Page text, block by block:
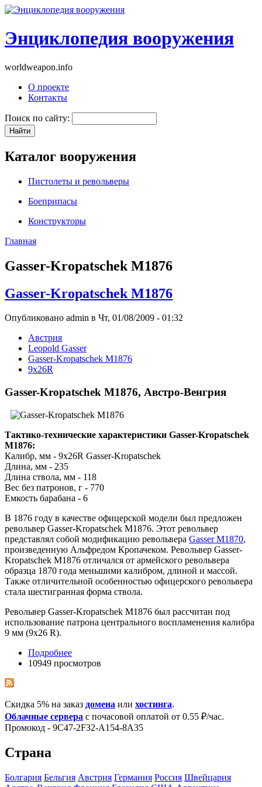
Энциклопедия вооружения
worldweapon.info
О проекте
Контакты
Поиск по сайту:
Каталог вооружения
Пистолеты и револьверы
Боеприпасы
Конструкторы
Главная
Gasser-Kropatschek M1876
Gasser-Kropatschek M1876
Опубликовано admin в Чт, 01/08/2009 - 01:32
Австрия
Leopold Gasser
Gasser-Kropatschek M1876
9x26R
Gasser-Kropatschek M1876, Австро-Венгрия
Тактико-технические характеристики Gasser-Kropatschek
M1876:
Калибр, мм - 9x26R Gasser-Kropatschek
Длина, мм - 235
Длина ствола, мм - 118
Вес без патронов, г - 770
Емкость барабана - 6
В 1876 году в качестве офицерской модели был предложен
револьвер Gasser-Kropatschek M1876. Этот револьвер
представлял собой модификацию револьвера Gasser M1870,
произведенную Альфредом Кропачеком. Револьвер Gasser-
Kropatschek M1876 отличался от армейского револьвера
образца 1870 года меньшими калибром, длиной и массой.
Также отличительной особенностью офицерского револьвера
стала шестигранная форма ствола.
Револьвер Gasser-Kropatschek M1876 был рассчитан под
использование патрона центрального воспламенения калибра
9 мм (9x26 R).
Подробнее
10949 просмотров
Скидка 5% на заказ домена или хостинга.
Облачные сервера с почасовой оплатой от 0.55 ₽/час.
Промокод - 9C47-2F32-A154-8A35
Страна
Болгария Бельгия Австрия Германия Росcия Швейцария